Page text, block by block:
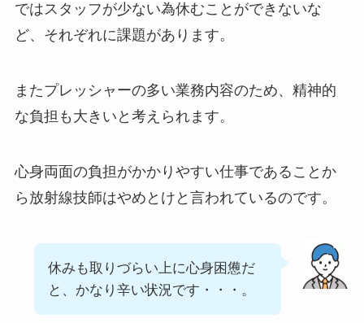
ではスタッフが少ない為休むことができないな
ど、それぞれに課題があります。
またプレッシャーの多い業務内容のため、精神的
な負担も大きいと考えられます。
心身両面の負担がかかりやすい仕事であることか
ら放射線技師はやめとけと言われているのです。
休みも取りづらい上に心身困憊だ
と、かなり辛い状況です・・・。